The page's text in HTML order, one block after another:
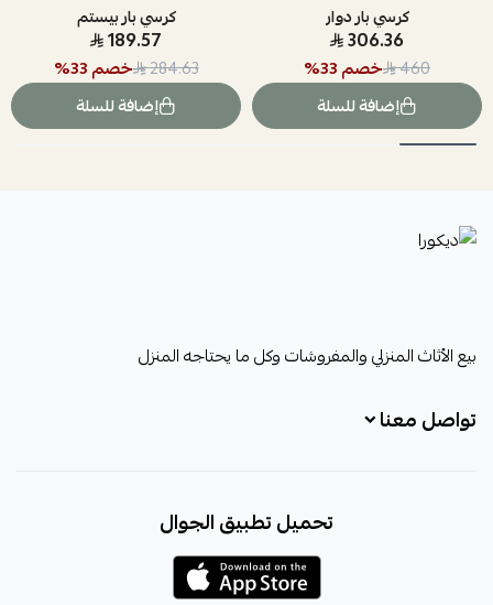
كرسي بار دوار
306.36
460 خصم33
%
إضافة للسلة
كرسي بار بيستم
189.57
284.63 خصم33
%
إضافة للسلة
ديكورا
بيع الأثاث المنزلي والمفروشات وكل ما يحتاجه المنزل
تواصل معنا
decora6586@gmail.com
تحميل تطبيق الجوال